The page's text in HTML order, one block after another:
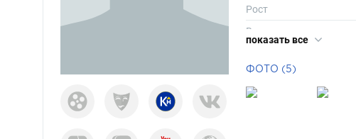
Рост
Вес
Размер обуви
Длина волос
показать все
ФОТО (5)